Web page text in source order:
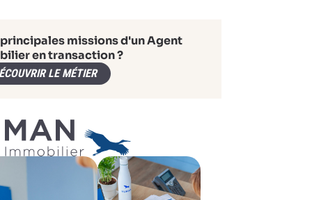
missions d'un Agent
en transaction ?
LE MÉTIER